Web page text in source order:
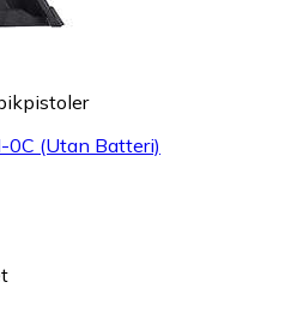
0C (Utan Batteri)